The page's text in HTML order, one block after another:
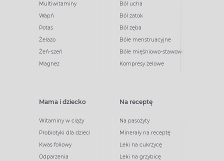
Multiwitaminy
Wapń
Potas
Żelazo
Żeń-szeń
Magnez
Ból ucha
Ból zatok
Ból zęba
Bóle menstruacyjne
Bóle mięśniowo-stawowe
Kompresy żelowe
Mama i dziecko
Witaminy w ciąży
Probiotyki dla dzieci
Kwas foliowy
Odparzenia
Na receptę
Na pasożyty
Minerały na receptę
Leki na cukrzycę
Leki na grzybicę